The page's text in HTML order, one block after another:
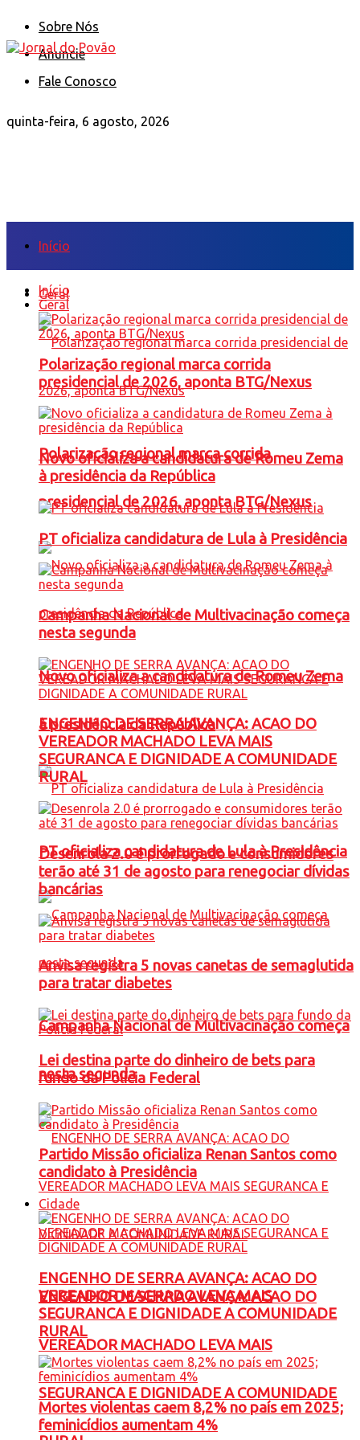
Sobre Nós
Anuncie
Fale Conosco
quinta-feira, 6 agosto, 2026
Início
Geral
Polarização regional marca corrida
presidencial de 2026, aponta BTG/Nexus
Novo oficializa a candidatura de Romeu Zema
à presidência da República
PT oficializa candidatura de Lula à Presidência
Campanha Nacional de Multivacinação começa
nesta segunda
ENGENHO DE SERRA AVANÇA: ACAO DO
VEREADOR MACHADO LEVA MAIS
SEGURANCA E DIGNIDADE A COMUNIDADE
Início
Geral
Polarização regional marca corrida
presidencial de 2026, aponta BTG/Nexus
Novo oficializa a candidatura de Romeu Zema
à presidência da República
PT oficializa candidatura de Lula à Presidência
Campanha Nacional de Multivacinação começa
nesta segunda
ENGENHO DE SERRA AVANÇA: ACAO DO
VEREADOR MACHADO LEVA MAIS
SEGURANCA E DIGNIDADE A COMUNIDADE
RURAL
Desenrola 2.0 é prorrogado e consumidores
terão até 31 de agosto para renegociar dívidas
bancárias
Anvisa registra 5 novas canetas de semaglutida
para tratar diabetes
Lei destina parte do dinheiro de bets para
fundo da Polícia Federal
Partido Missão oficializa Renan Santos como
candidato à Presidência
Cidade
ENGENHO DE SERRA AVANÇA: ACAO DO
VEREADOR MACHADO LEVA MAIS
SEGURANCA E DIGNIDADE A COMUNIDADE
RURAL
Mortes violentas caem 8,2% no país em 2025;
feminicídios aumentam 4%